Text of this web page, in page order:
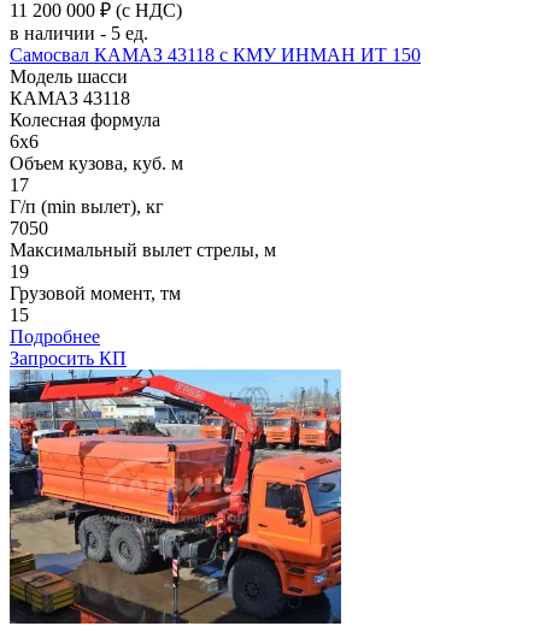
11 200 000 ₽ (с НДС)
в наличии - 5 ед.
Самосвал КАМАЗ 43118 с КМУ ИНМАН ИТ 150
Модель шасси
КАМАЗ 43118
Колесная формула
6x6
Объем кузова, куб. м
17
Г/п (min вылет), кг
7050
Максимальный вылет стрелы, м
19
Грузовой момент, тм
15
Подробнее
Запросить КП